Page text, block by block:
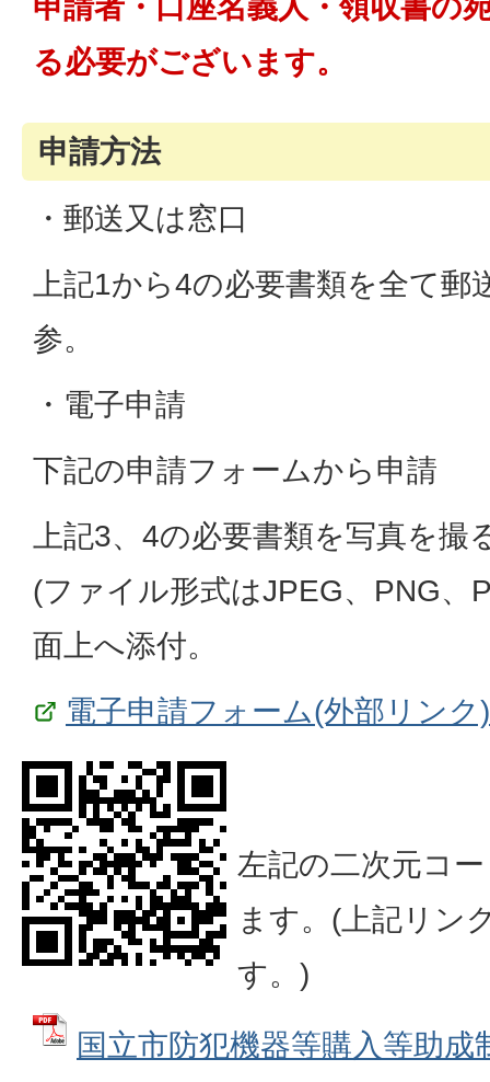
る必要がございます。
申請方法
・郵送又は窓口
上記1から4の必要書類を全て郵
参。
・電子申請
下記の申請フォームから申請
上記3、4の必要書類を写真を撮
(ファイル形式はJPEG、PNG、
面上へ添付。
電子申請フォーム(外部リンク)
左記の二次元コ
ます。(上記リン
す。)
国立市防犯機器等購入等助